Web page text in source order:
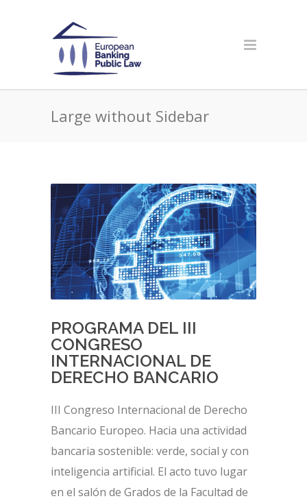
Large without Sidebar
PROGRAMA DEL III
CONGRESO
INTERNACIONAL DE
DERECHO BANCARIO
III Congreso Internacional de Derecho
Bancario Europeo. Hacia una actividad
bancaria sostenible: verde, social y con
inteligencia artificial. El acto tuvo lugar
en el salón de Grados de la Facultad de